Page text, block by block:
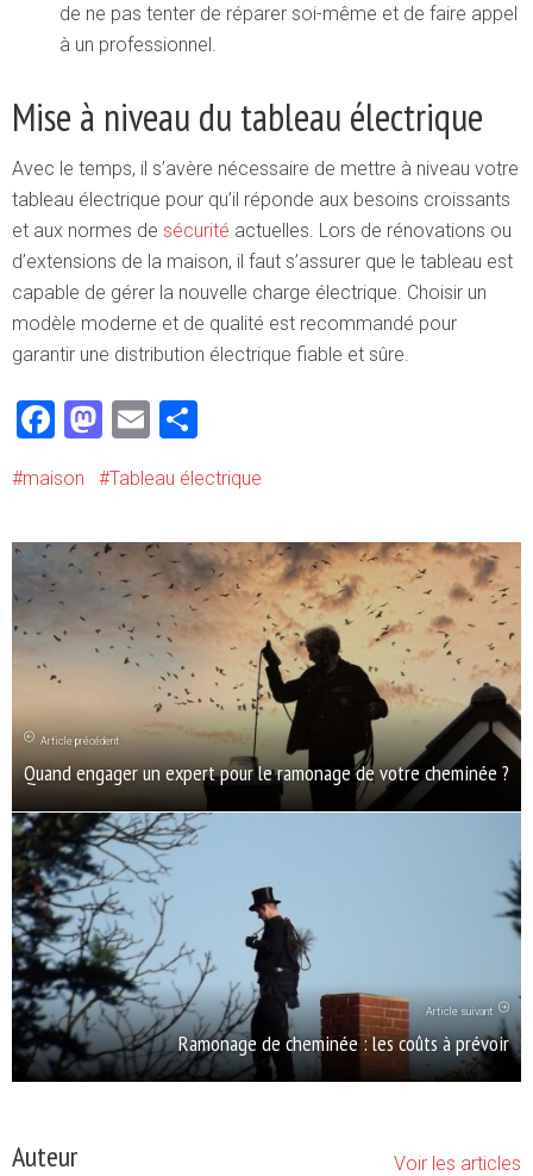
de ne pas tenter de réparer soi-même et de faire appel
à un professionnel.
Mise à niveau du tableau électrique
Avec le temps, il s’avère nécessaire de mettre à niveau votre
tableau électrique pour qu’il réponde aux besoins croissants
et aux normes de sécurité actuelles. Lors de rénovations ou
d’extensions de la maison, il faut s’assurer que le tableau est
capable de gérer la nouvelle charge électrique. Choisir un
modèle moderne et de qualité est recommandé pour
garantir une distribution électrique fiable et sûre.
Facebook
Mastodon
Email
maison Tableau électrique
Article précédent
Quand engager un expert pour le ramonage de votre cheminée ?
Article suivant
Ramonage de cheminée : les coûts à prévoir
Auteur Voir les articles